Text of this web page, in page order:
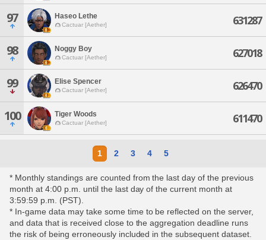
97 Haseo Lethe
Cactuar [Aether] 631287
98 Noggy Boy
Cactuar [Aether] 627018
99 Elise Spencer
Cactuar [Aether] 626470
100 Tiger Woods
Cactuar [Aether] 611470
1 2 3 4 5
* Monthly standings are counted from the last day of the previous
month at 4:00 p.m. until the last day of the current month at
3:59:59 p.m. (PST).
* In-game data may take some time to be reflected on the server,
and data that is received close to the aggregation deadline runs
the risk of being erroneously included in the subsequent dataset.